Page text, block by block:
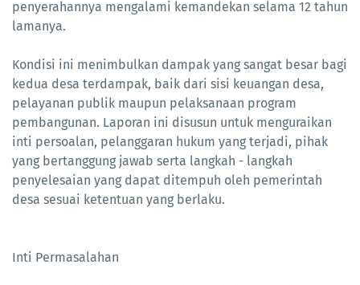
penyerahannya mengalami kemandekan selama 12 tahun
lamanya.
Kondisi ini menimbulkan dampak yang sangat besar bagi
kedua desa terdampak, baik dari sisi keuangan desa,
pelayanan publik maupun pelaksanaan program
pembangunan. Laporan ini disusun untuk menguraikan
inti persoalan, pelanggaran hukum yang terjadi, pihak
yang bertanggung jawab serta langkah - langkah
penyelesaian yang dapat ditempuh oleh pemerintah
desa sesuai ketentuan yang berlaku.
Inti Permasalahan